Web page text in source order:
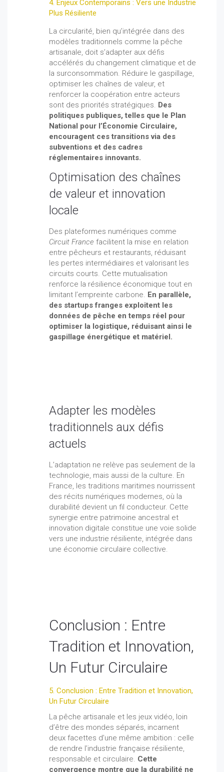
4. Enjeux Contemporains : Vers une Industrie
Plus Résiliente
La circularité, bien qu’intégrée dans des
modèles traditionnels comme la pêche
artisanale, doit s’adapter aux défis
accélérés du changement climatique et de
la surconsommation. Réduire le gaspillage,
optimiser les chaînes de valeur, et
renforcer la coopération entre acteurs
sont des priorités stratégiques. Des
politiques publiques, telles que le Plan
National pour l’Économie Circulaire,
encouragent ces transitions via des
subventions et des cadres
réglementaires innovants.
Optimisation des chaînes
de valeur et innovation
locale
Des plateformes numériques comme
Circuit France facilitent la mise en relation
entre pêcheurs et restaurants, réduisant
les pertes intermédiaires et valorisant les
circuits courts. Cette mutualisation
renforce la résilience économique tout en
limitant l’empreinte carbone. En parallèle,
des startups franges exploitent les
données de pêche en temps réel pour
optimiser la logistique, réduisant ainsi le
gaspillage énergétique et matériel.
Adapter les modèles
traditionnels aux défis
actuels
L’adaptation ne relève pas seulement de la
technologie, mais aussi de la culture. En
France, les traditions maritimes nourrissent
des récits numériques modernes, où la
durabilité devient un fil conducteur. Cette
synergie entre patrimoine ancestral et
innovation digitale constitue une voie solide
vers une industrie résiliente, intégrée dans
une économie circulaire collective.
Conclusion : Entre
Tradition et Innovation,
Un Futur Circulaire
5. Conclusion : Entre Tradition et Innovation,
Un Futur Circulaire
La pêche artisanale et les jeux vidéo, loin
d’être des mondes séparés, incarnent
deux facettes d’une même ambition : celle
de rendre l’industrie française résiliente,
responsable et circulaire. Cette
convergence montre que la durabilité ne